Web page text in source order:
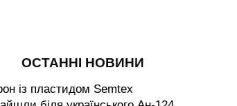
ОСТАННІ НОВИНИ
із пластидом Semtex